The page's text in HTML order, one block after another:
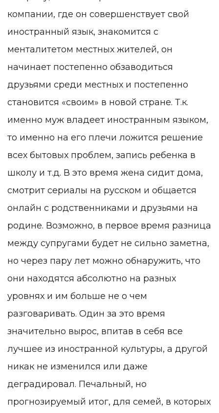
компании, где он совершенствует свой
иностранный язык, знакомится с
менталитетом местных жителей, он
начинает постепенно обзаводиться
друзьями среди местных и постепенно
становится «своим» в новой стране. Т.к.
именно муж владеет иностранным языком,
то именно на его плечи ложится решение
всех бытовых проблем, запись ребенка в
школу и т.д. В это время жена сидит дома,
смотрит сериалы на русском и общается
онлайн с родственниками и друзьями на
родине. Возможно, в первое время разница
между супругами будет не сильно заметна,
но через пару лет можно обнаружить, что
они находятся абсолютно на разных
уровнях и им больше не о чем
разговаривать. Один за это время
значительно вырос, впитав в себя все
лучшее из иностранной культуры, а другой
никак не изменился или даже
деградировал. Печальный, но
прогнозируемый итог, для семей, в которых